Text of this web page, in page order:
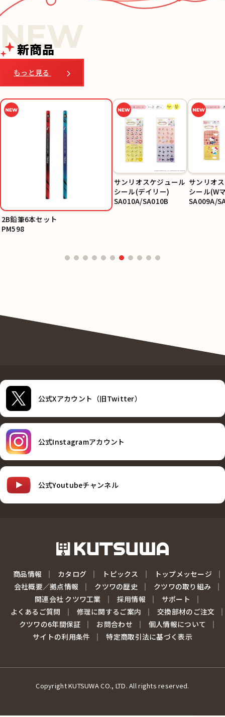
新商品
もっと見る
2B鉛筆6本セット
PM598
サンリオスケジュール
シール(デイリー)
SA010A/SA010B
サンリオ
シール(W
SA009A/
公式Xアカウント（旧Twitter）
公式Instagramアカウント
公式Youtubeチャンネル
商品情報 カタログ トピックス
トップメッセージ
会社概要／拠点情報
クツワの歴史
クツワの取り組み
関連会社 クツワ工業
採用情報
サポート
よくあるご質問
修理に関するご案内
交換部材のご注文
クツワの6年間保証
お問合わせ
個人情報について
サイトの利用条件
特定商取引法に基づく表示
Copyright KUTSUWA CO., LTD. All rights reserved.